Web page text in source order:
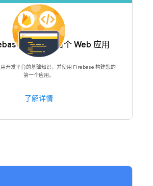
构建您的首个 Web 应用
开发平台的基础知识，并使用 Firebase 构建您的
第一个应用。
了解详情